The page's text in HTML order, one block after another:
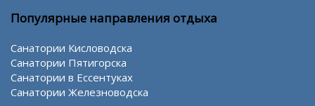
Популярные направления отдыха
Санатории Кисловодска
Санатории Пятигорска
Санатории в Ессентуках
Санатории Железноводска